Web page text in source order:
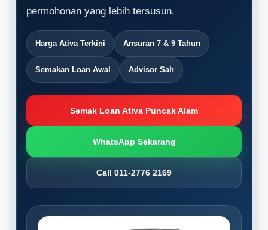
permohonan yang lebih tersusun.
Harga Ativa Terkini Ansuran 7 & 9 Tahun
Semakan Loan Awal Advisor Sah
Semak Loan Ativa Puncak Alam
WhatsApp Sekarang
Call 011-2776 2169